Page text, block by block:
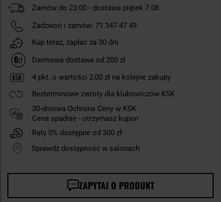
Zamów do 23:00 - dostawa piątek 7.08
Zadzwoń i zamów: 71 347 47 49
Kup teraz, zapłać za 30 dni
Darmowa dostawa od 200 zł
4 pkt. o wartości 2,00 zł na kolejne zakupy
Bezterminowe zwroty dla klubowiczów KSK
30-dniowa Ochrona Ceny w KSK
Cena spadnie - otrzymasz kupon
Raty 0% dostępne od 300 zł
Sprawdź dostępność w salonach
ZAPYTAJ O PRODUKT